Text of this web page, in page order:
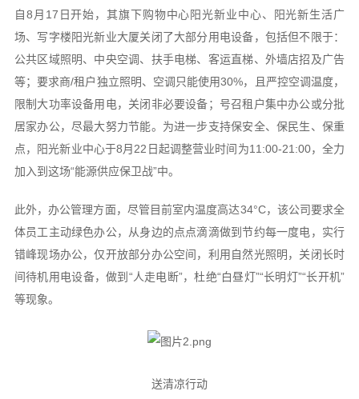
自8月17日开始，其旗下购物中心阳光新业中心、阳光新生活广
场、写字楼阳光新业大厦关闭了大部分用电设备，包括但不限于：
公共区域照明、中央空调、扶手电梯、客运直梯、外墙店招及广告
等；要求商/租户独立照明、空调只能使用30%，且严控空调温度，
限制大功率设备用电，关闭非必要设备；号召租户集中办公或分批
居家办公，尽最大努力节能。为进一步支持保安全、保民生、保重
点，阳光新业中心于8月22日起调整营业时间为11:00-21:00，全力
加入到这场“能源供应保卫战”中。
此外，办公管理方面，尽管目前室内温度高达34°C，该公司要求全
体员工主动绿色办公，从身边的点点滴滴做到节约每一度电，实行
错峰现场办公，仅开放部分办公空间，利用自然光照明，关闭长时
间待机用电设备，做到“人走电断”，杜绝“白昼灯”“长明灯”“长开机”
等现象。
送清凉行动